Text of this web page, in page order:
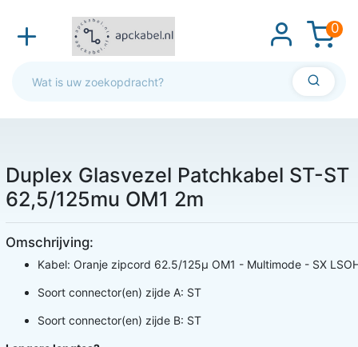
0
Duplex Glasvezel Patchkabel ST-ST
62,5/125mu OM1 2m
Omschrijving:
Kabel: Oranje zipcord 62.5/125µ OM1 - Multimode - SX
Soort connector(en) zijde A: ST
Soort connector(en) zijde B: ST